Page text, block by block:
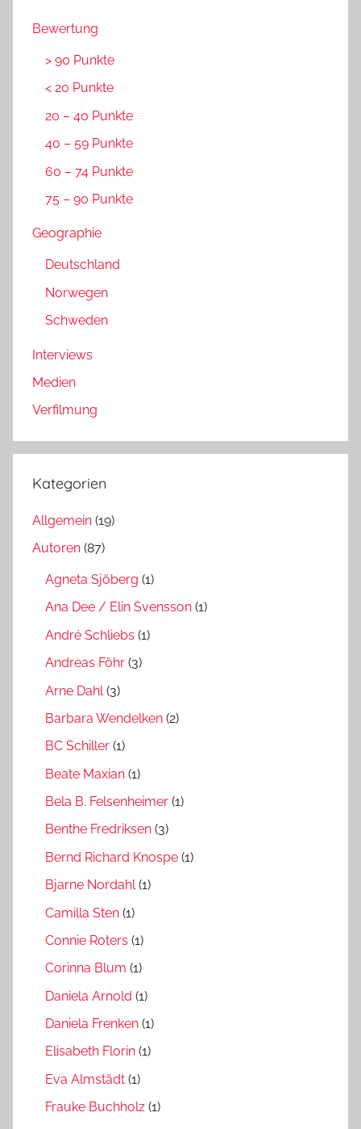
Bewertung
> 90 Punkte
< 20 Punkte
20 – 40 Punkte
40 – 59 Punkte
60 – 74 Punkte
75 – 90 Punkte
Geographie
Deutschland
Norwegen
Schweden
Interviews
Medien
Verfilmung
Kategorien
Allgemein (19)
Autoren (87)
Agneta Sjöberg (1)
Ana Dee / Elin Svensson (1)
André Schliebs (1)
Andreas Föhr (3)
Arne Dahl (3)
Barbara Wendelken (2)
BC Schiller (1)
Beate Maxian (1)
Bela B. Felsenheimer (1)
Benthe Fredriksen (3)
Bernd Richard Knospe (1)
Bjarne Nordahl(1)
Camilla Sten (1)
Connie Roters (1)
Corinna Blum (1)
Daniela Arnold (1)
Daniela Frenken (1)
Elisabeth Florin (1)
Eva Almstädt (1)
Frauke Buchholz (1)